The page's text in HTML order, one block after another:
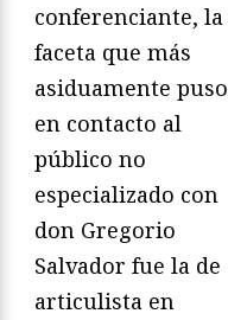
conferenciante, la
faceta que más
asiduamente puso
en contacto al
público no
especializado con
don Gregorio
Salvador fue la de
articulista en